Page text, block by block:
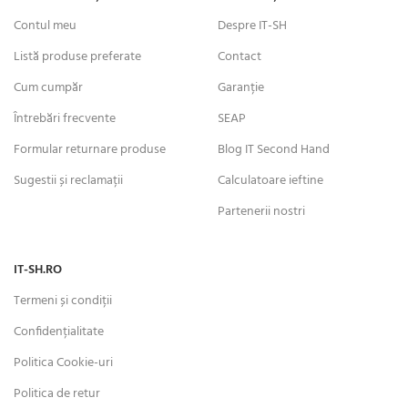
Contul meu
Listă produse preferate
Cum cumpăr
Întrebări frecvente
Formular returnare produse
Sugestii și reclamații
Despre IT-SH
Contact
Garanție
SEAP
Blog IT Second Hand
Calculatoare ieftine
Partenerii nostri
IT-SH.RO
Termeni și condiții
Confidențialitate
Politica Cookie-uri
Politica de retur